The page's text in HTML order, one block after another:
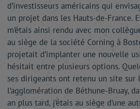
d’investisseurs américains qui
un projet dans les Hauts-de-France.
m’étais ainsi rendu avec mon
au siège de la société Corning à
projetait d’implanter une nouvelle
hésitait entre plusieurs options.
ses dirigeants ont retenu un site
l’agglomération de Béthune-Bruay,
an plus tard, j’étais au siège d’une